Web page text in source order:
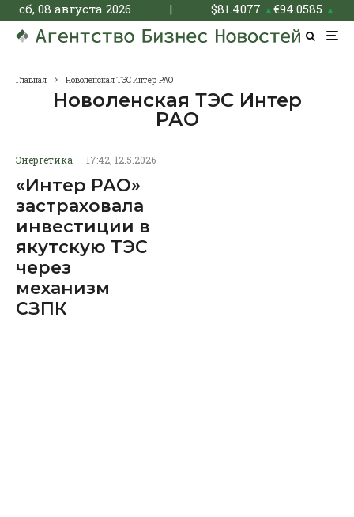
сб, 08 августа 2026 | $81.4077 ▲€94.0585 ▲
Главная Новоленская ТЭС Интер РАО
Новоленская ТЭС Интер
РАО
Энергетика · 17:42, 12.5.2026
«Интер РАО»
застраховала
инвестиции в
якутскую ТЭС
через
механизм
СЗПК